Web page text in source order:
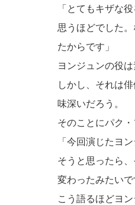
「とてもキザな
思うほどでした
たからです」
ヨンジュンの役
しかし、それは
味深いだろう。
そのことにパク・
「今回演じたヨ
そうと思ったら
変わったみたいで
こう語るほどヨ